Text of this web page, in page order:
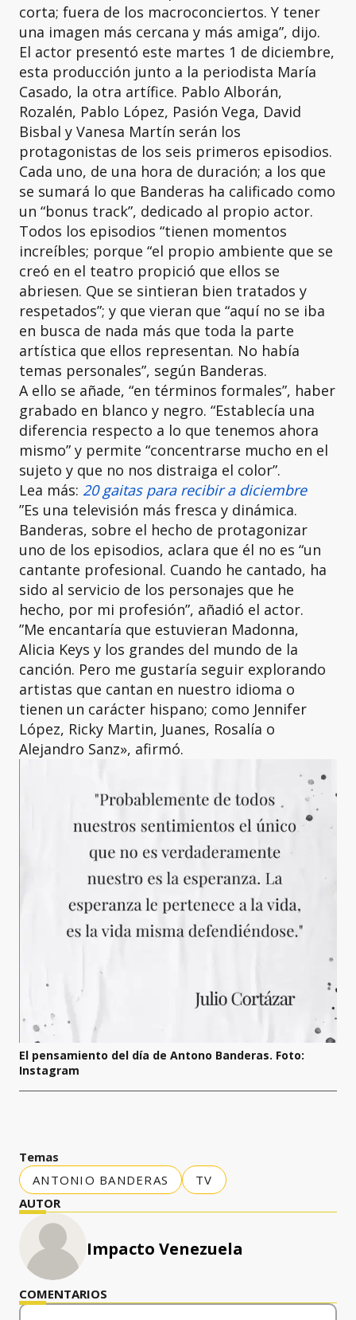
corta; fuera de los macroconciertos. Y tener
una imagen más cercana y más amiga”, dijo.
El actor presentó este martes 1 de diciembre,
esta producción junto a la periodista María
Casado, la otra artífice. Pablo Alborán,
Rozalén, Pablo López, Pasión Vega, David
Bisbal y Vanesa Martín serán los
protagonistas de los seis primeros episodios.
Cada uno, de una hora de duración; a los que
se sumará lo que Banderas ha calificado como
un “bonus track”, dedicado al propio actor.
Todos los episodios “tienen momentos
increíbles; porque “el propio ambiente que se
creó en el teatro propició que ellos se
abriesen. Que se sintieran bien tratados y
respetados”; y que vieran que “aquí no se iba
en busca de nada más que toda la parte
artística que ellos representan. No había
temas personales”, según Banderas.
A ello se añade, “en términos formales”, haber
grabado en blanco y negro. “Establecía una
diferencia respecto a lo que tenemos ahora
mismo” y permite “concentrarse mucho en el
sujeto y que no nos distraiga el color”.
Lea más: 20 gaitas para recibir a diciembre
”Es una televisión más fresca y dinámica.
Banderas, sobre el hecho de protagonizar
uno de los episodios, aclara que él no es “un
cantante profesional. Cuando he cantado, ha
sido al servicio de los personajes que he
hecho, por mi profesión”, añadió el actor.
”Me encantaría que estuvieran Madonna,
Alicia Keys y los grandes del mundo de la
canción. Pero me gustaría seguir explorando
artistas que cantan en nuestro idioma o
tienen un carácter hispano; como Jennifer
López, Ricky Martin, Juanes, Rosalía o
Alejandro Sanz», afirmó.
El pensamiento del día de Antono Banderas. Foto:
Instagram
Temas
ANTONIO BANDERAS
TV
AUTOR
Impacto Venezuela
COMENTARIOS